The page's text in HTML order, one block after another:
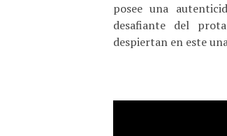
posee una
desafiante del
despiertan en este